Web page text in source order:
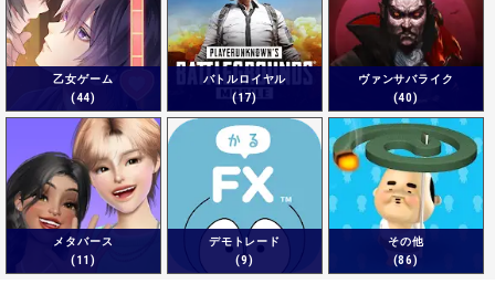
乙女ゲーム
(44)
バトルロイヤル
(17)
ヴァンサバライク
(40)
メタバース
(11)
デモトレード
(9)
その他
(86)